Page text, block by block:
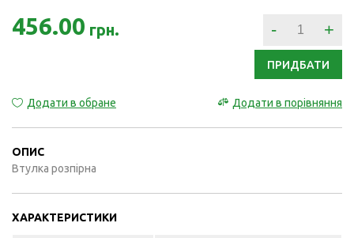
456.00 грн. - +
ПРИДБАТИ
Додати в обране Додати в порівняння
ОПИС
Втулка розпірна
ХАРАКТЕРИСТИКИ